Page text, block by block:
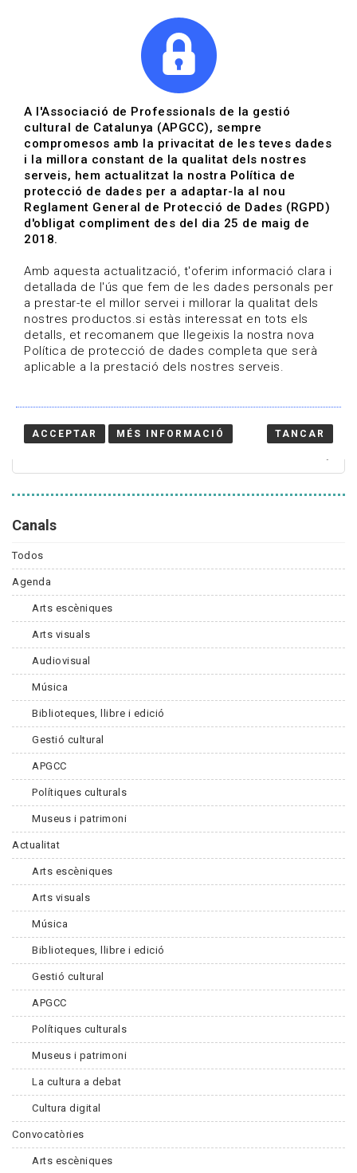
Actualitza't
Vols estar al dia?
HOME / BLOG
Estigues al dia
Convocatòries, activitats i notícies del sector de la
cultura.
Canals
Todos
Agenda
Arts escèniques
Arts visuals
Audiovisual
Música
Biblioteques, llibre i edició
Gestió cultural
APGCC
Polítiques culturals
Museus i patrimoni
Actualitat
Arts escèniques
Arts visuals
Música
Biblioteques, llibre i edició
Gestió cultural
APGCC
Polítiques culturals
Museus i patrimoni
La cultura a debat
Cultura digital
Convocatòries
Arts escèniques
A l'Associació de Professionals de la gestió
cultural de Catalunya (APGCC), sempre
compromesos amb la privacitat de les teves dades
i la millora constant de la qualitat dels nostres
serveis, hem actualitzat la nostra Política de
protecció de dades per a adaptar-la al nou
Reglament General de Protecció de Dades (RGPD)
d'obligat compliment des del dia 25 de maig de
2018.
Amb aquesta actualització, t'oferim informació clara i
detallada de l'ús que fem de les dades personals per
a prestar-te el millor servei i millorar la qualitat dels
nostres productos.si estàs interessat en tots els
detalls, et recomanem que llegeixis la nostra nova
Política de protecció de dades completa que serà
aplicable a la prestació dels nostres serveis.
ACCEPTAR MÉS INFORMACIÓ TANCAR